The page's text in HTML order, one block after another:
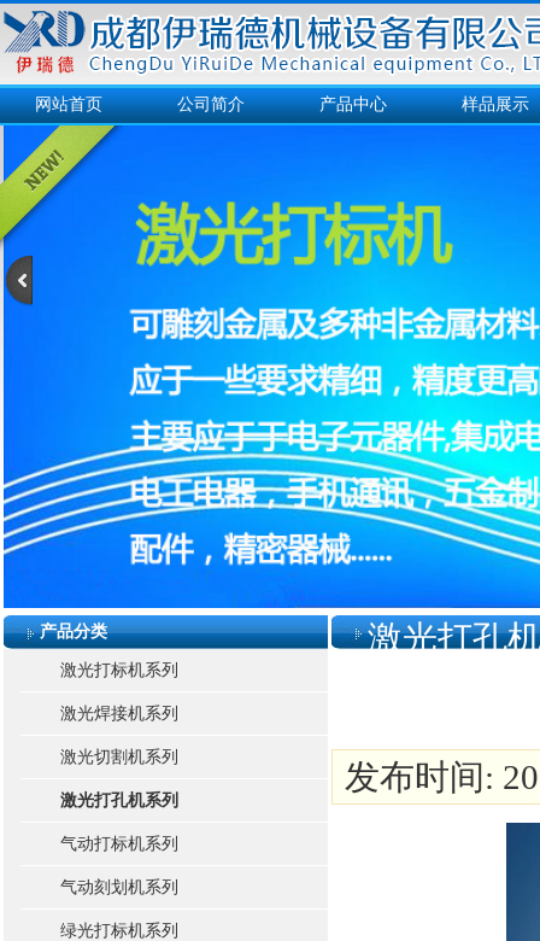
网站首页 公司简介 产品中心 样品展示
产品分类
激光打标机系列
激光焊接机系列
激光切割机系列
激光打孔机系列
气动打标机系列
气动刻划机系列
绿光打标机系列
激光打孔
发布时间: